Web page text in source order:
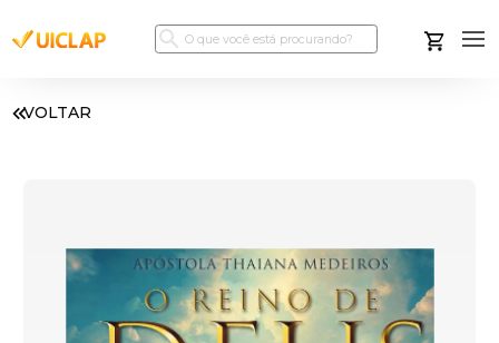
VOLTAR